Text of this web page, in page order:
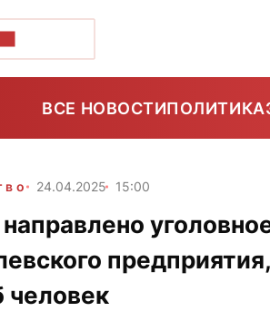
ВСЕ НОВОСТИПОЛИТИКА
24.04.2025 15:00
человек